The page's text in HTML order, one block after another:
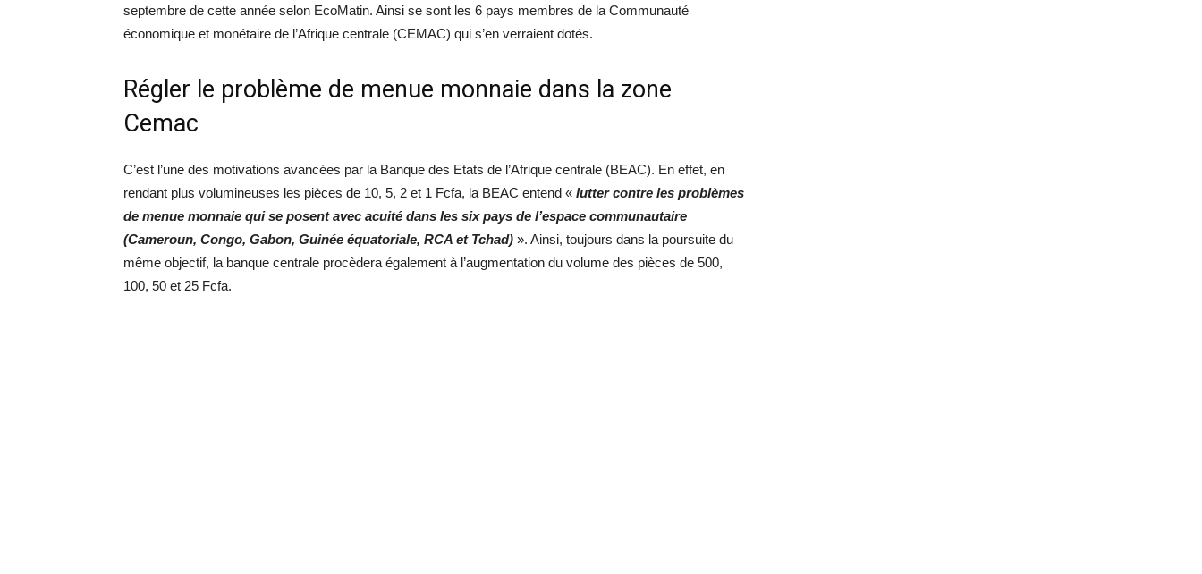
septembre de cette année selon EcoMatin. Ainsi se sont les 6 pays membres de la Communauté
économique et monétaire de l’Afrique centrale (CEMAC) qui s’en verraient dotés.
Régler le problème de menue monnaie dans la zone
Cemac
C’est l’une des motivations avancées par la Banque des Etats de l’Afrique centrale (BEAC). En effet, en
rendant plus volumineuses les pièces de 10, 5, 2 et 1 Fcfa, la BEAC entend « lutter contre les problèmes
de menue monnaie qui se posent avec acuité dans les six pays de l’espace communautaire
(Cameroun, Congo, Gabon, Guinée équatoriale, RCA et Tchad) ». Ainsi, toujours dans la poursuite du
même objectif, la banque centrale procèdera également à l’augmentation du volume des pièces de 500,
100, 50 et 25 Fcfa.